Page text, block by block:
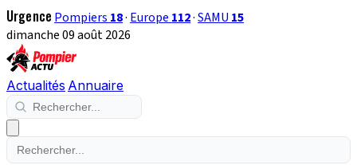
Urgence Pompiers 18· Europe 112·SAMU 15
dimanche 09 août 2026
Actualités Annuaire